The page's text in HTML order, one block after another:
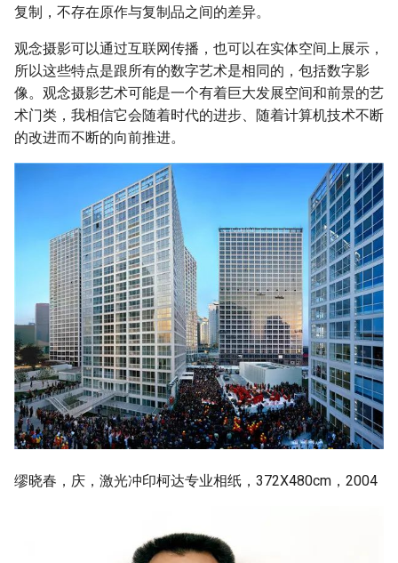
复制，不存在原作与复制品之间的差异。
观念摄影可以通过互联网传播，也可以在实体空间上展示，
所以这些特点是跟所有的数字艺术是相同的，包括数字影
像。观念摄影艺术可能是一个有着巨大发展空间和前景的艺
术门类，我相信它会随着时代的进步、随着计算机技术不断
的改进而不断的向前推进。
缪晓春，庆，激光冲印柯达专业相纸，372X480cm，2004